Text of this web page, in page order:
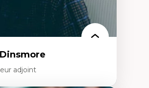
et nouvelles technologies
adjoint